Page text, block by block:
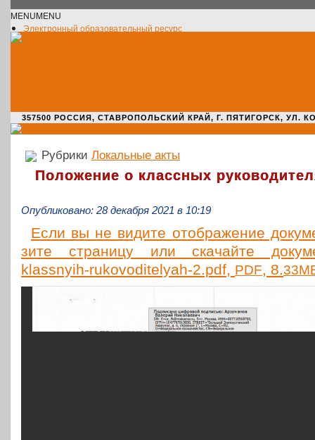
MENUMENU
Электронный образовательный ресурс
357500 РОССИЯ, СТАВРОПОЛЬСКИЙ КРАЙ, Г. ПЯТИГОРСК, УЛ.
Рубрики Локальные акты
Положение о классных
Опубликовано: 28 декабря 2021 в 10:19
Если вы не видите отоб­ра­же­ние
зи­те стра­ни­цу или ска­чай­те
klassnyih-rukovoditelyah‑2.pdf, PDF, 8.